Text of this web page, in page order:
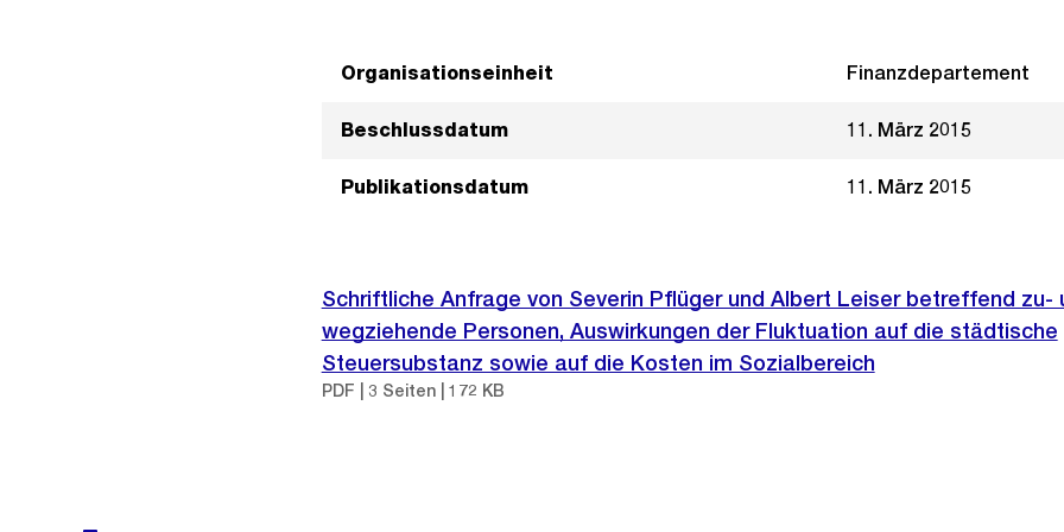
Organisationseinheit Finanzdepartement
Beschlussdatum 11. März 2015
Publikationsdatum 11. März 2015
Schriftliche Anfrage von Severin Pflüger und Albert Leiser betreffend zu-
wegziehende Personen, Auswirkungen der Fluktuation auf die städtische
Steuersubstanz sowie auf die Kosten im Sozialbereich
PDF | 3 Seiten | 172 KB